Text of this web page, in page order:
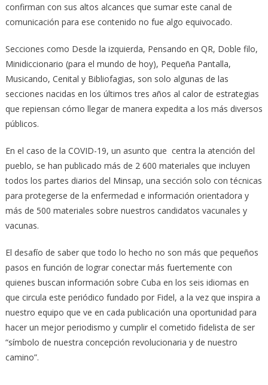
confirman con sus altos alcances que sumar este canal de
comunicación para ese contenido no fue algo equivocado.
Secciones como Desde la izquierda, Pensando en QR, Doble filo,
Minidiccionario (para el mundo de hoy), Pequeña Pantalla,
Musicando, Cenital y Bibliofagias, son solo algunas de las
secciones nacidas en los últimos tres años al calor de estrategias
que repiensan cómo llegar de manera expedita a los más diversos
públicos.
En el caso de la COVID-19, un asunto que centra la atención del
pueblo, se han publicado más de 2 600 materiales que incluyen
todos los partes diarios del Minsap, una sección solo con técnicas
para protegerse de la enfermedad e información orientadora y
más de 500 materiales sobre nuestros candidatos vacunales y
vacunas.
El desafío de saber que todo lo hecho no son más que pequeños
pasos en función de lograr conectar más fuertemente con
quienes buscan información sobre Cuba en los seis idiomas en
que circula este periódico fundado por Fidel, a la vez que inspira a
nuestro equipo que ve en cada publicación una oportunidad para
hacer un mejor periodismo y cumplir el cometido fidelista de ser
“símbolo de nuestra concepción revolucionaria y de nuestro
camino”.